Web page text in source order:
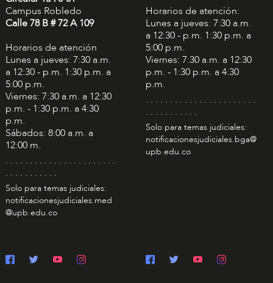
Campus Robledo
Calle 78 B # 72 A 109
Horarios de atención
Lunes a jueves: 7:30 a.m.
a 12:30 - p.m. 1:30 p.m. a
5:00 p.m.
Viernes: 7:30 a.m. a 12:30
p.m. - 1:30 p.m. a 4:30
p.m.
Sábados: 8:00 a.m. a
12:00 m.
. . . . . . . . . . . . . . . . . . . . . . .
. . . . . . . . . . .
Solo para temas judiciales:
notificacionesjudiciales.med
@upb.edu.co
Horarios de atención:
Lunes a jueves: 7:30 a.m.
a 12:30 - p.m. 1:30 p.m. a
5:00 p.m.
Viernes: 7:30 a.m. a 12:30
p.m. - 1:30 p.m. a 4:30
p.m.
. . . . . . . . . . . . . . . . . . . . . . .
. . . . . . . . . . .
Solo para temas judiciales:
notificacionesjudiciales.bga@
upb.edu.co